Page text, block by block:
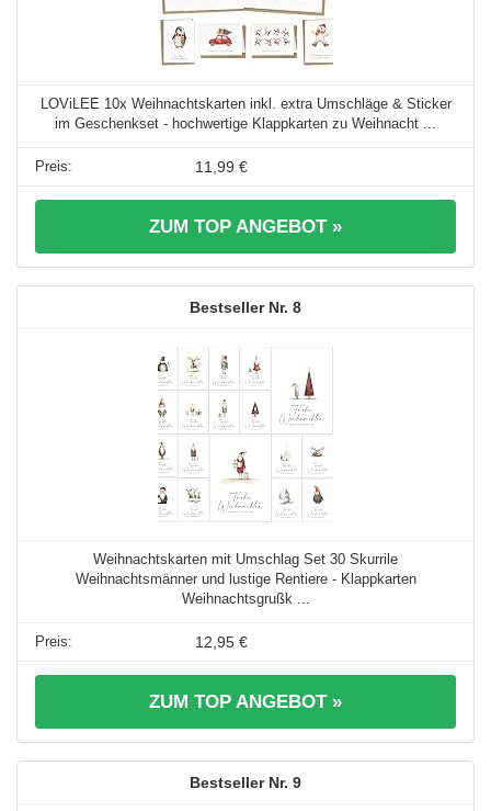
LOViLEE 10x Weihnachtskarten inkl. extra Umschläge & Sticker
im Geschenkset - hochwertige Klappkarten zu Weihnacht ...
11,99 €
ZUM TOP ANGEBOT »
8
Weihnachtskarten mit Umschlag Set 30 Skurrile
Weihnachtsmänner und lustige Rentiere - Klappkarten
Weihnachtsgrußk ...
12,95 €
ZUM TOP ANGEBOT »
9